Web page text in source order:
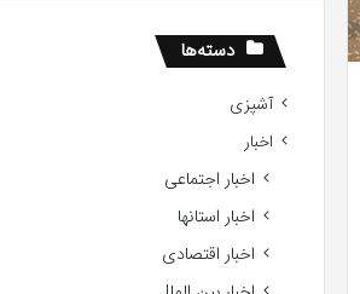
دسته‌ها
آشپزی
اخبار
اخبار اجتماعی
اخبار استانها
اخبار اقتصادی